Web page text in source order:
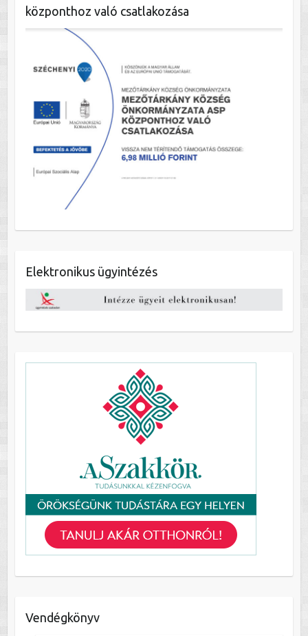
központhoz való csatlakozása
Elektronikus ügyintézés
Vendégkönyv